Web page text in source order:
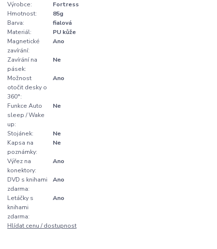
Výrobce:
Fortress
Hmotnost:
85g
Barva:
fialová
Materiál:
PU kůže
Magnetické
zavírání:
Ano
Zavírání na
pásek:
Ne
Možnost
otočit desky o
360°:
Ano
Funkce Auto
sleep / Wake
up:
Ne
Stojánek:
Ne
Kapsa na
poznámky:
Ne
Výřez na
konektory:
Ano
DVD s knihami
zdarma:
Ano
Letáčky s
knihami
zdarma:
Ano
Hlídat cenu / dostupnost